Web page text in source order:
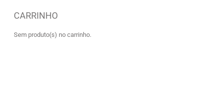
CARRINHO
Sem produto(s) no carrinho.